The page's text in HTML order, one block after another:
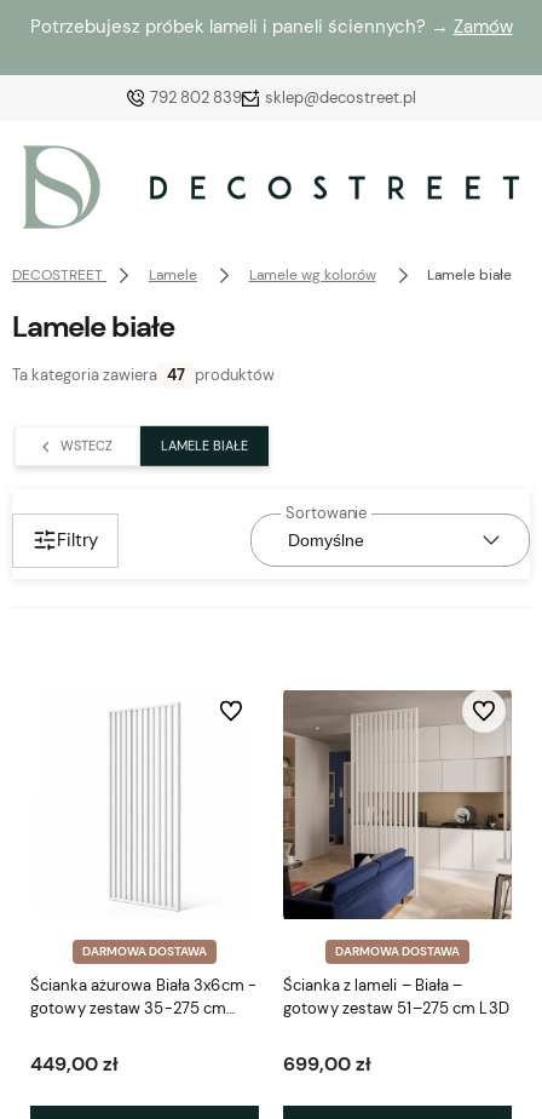
Potrzebujesz próbek lameli i paneli ściennych? → Zamów
792 802 839 sklep@decostreet.pl
zaloguj się, aby przywrócić dodane produkty do listy
z poprzedniej sesji.
DECOSTREET Lamele Lamele wg kolorów Lamele białe
Lamele białe
Ta kategoria zawiera 47 produktów
WSTECZ LAMELE BIAŁE
Filtry
DARMOWA DOSTAWA
Ścianka ażurowa Biała 3x6cm -
gotowy zestaw 35-275 cm
449,00 zł
Do ulubionych
DARMOWA DOSTAWA
Ścianka z lameli – Biała –
gotowy zestaw 51–275 cm L3D
699,00 zł
Do